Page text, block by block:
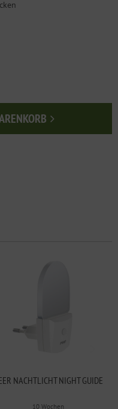
NACHTLICHT NIGHT GUIDE
10 Wochen